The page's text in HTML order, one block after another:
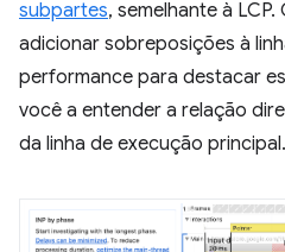
subpartes, semelhante à LCP.
adicionar sobreposições à
performance para destacar
você a entender a relação
da linha de execução principal.